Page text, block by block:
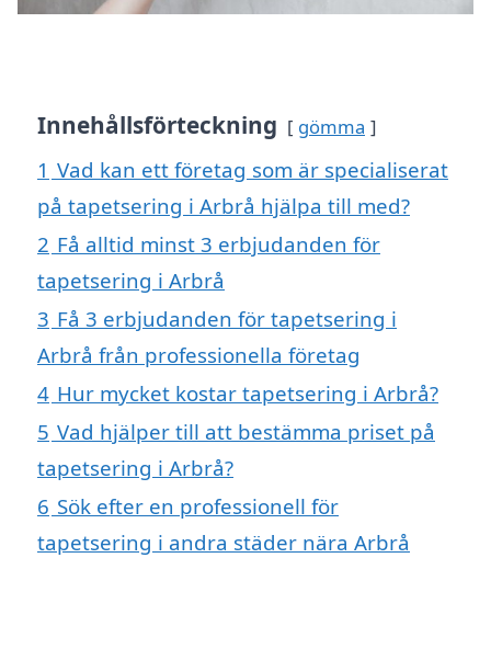
Innehållsförteckning gömma
1 Vad kan ett företag som är specialiserat
på tapetsering i Arbrå hjälpa till med?
2 Få alltid minst 3 erbjudanden för
tapetsering i Arbrå
3 Få 3 erbjudanden för tapetsering i
Arbrå från professionella företag
4 Hur mycket kostar tapetsering i Arbrå?
5 Vad hjälper till att bestämma priset på
tapetsering i Arbrå?
6 Sök efter en professionell för
tapetsering i andra städer nära Arbrå